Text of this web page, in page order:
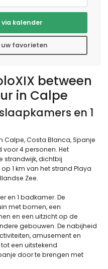
between
in Calpe
en 1
Calpe, Costa Blanca, Spanje
4 personen. Het
strandwijk, dichtbij
1 km van het strand Playa
Zee.
en 1 badkamer. De
met bomen, een
en een uitzicht op de
gebouwen. De nabijheid
amusement en
een uitstekend
door te brengen met
kalender
favorieten